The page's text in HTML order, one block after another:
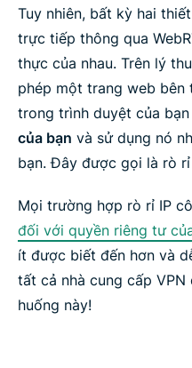
Tuy nhiên, bất kỳ hai
trực tiếp thông qua
thực của nhau. Trên lý
phép một trang web bên
trong trình duyệt của
của bạn và sử dụng nó
bạn. Đây được gọi là rò rỉ
Mọi trường hợp rò rỉ IP
đối với quyền riêng tư
ít được biết đến hơn và
tất cả nhà cung cấp
huống này!